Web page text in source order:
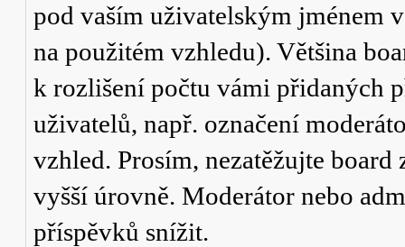
pod vaším uživatelským jménem
na použitém vzhledu). Většina
k rozlišení počtu vámi přidaných
uživatelů, např. označení
vzhled. Prosím, nezatěžujte
vyšší úrovně. Moderátor nebo
příspěvků snížit.